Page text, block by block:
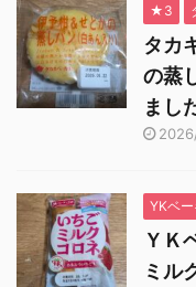
★3
タカ
の蒸
まし
YKベ
ＹＫ
ミル